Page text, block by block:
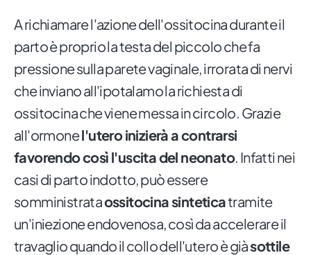
A richiamare l'azione dell'ossitocina durante il
parto è proprio la testa del piccolo che fa
pressione sulla parete vaginale, irrorata di nervi
che inviano all'ipotalamo la richiesta di
ossitocina che viene messa in circolo. Grazie
all'ormonel'utero inizierà a contrarsi
favorendo così l'uscita del neonato. Infatti nei
casi di parto indotto, può essere
somministrataossitocina sinteticatramite
un'iniezione endovenosa, così da accelerare il
travaglio quando il collo dell'utero è giàsottile